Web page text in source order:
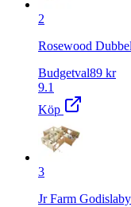
2
Rosewood
Budgetval89 kr
9.1
Köp
3
Jr Farm